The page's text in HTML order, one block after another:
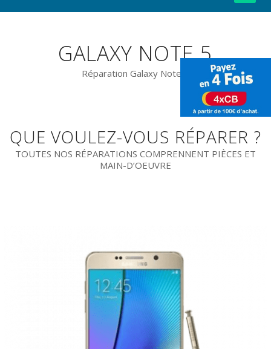
GALAXY NOTE 5
Réparation Galaxy Note 5
QUE VOULEZ-VOUS RÉPARER ?
TOUTES NOS RÉPARATIONS COMPRENNENT PIÈCES ET
MAIN-D’OEUVRE